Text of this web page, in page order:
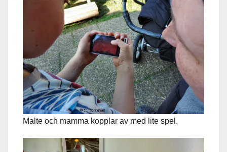
Malte och mamma kopplar av med lite spel.